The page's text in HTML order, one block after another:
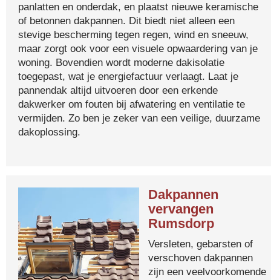
panlatten en onderdak, en plaatst nieuwe keramische
of betonnen dakpannen. Dit biedt niet alleen een
stevige bescherming tegen regen, wind en sneeuw,
maar zorgt ook voor een visuele opwaardering van je
woning. Bovendien wordt moderne dakisolatie
toegepast, wat je energiefactuur verlaagt. Laat je
pannendak altijd uitvoeren door een erkende
dakwerker om fouten bij afwatering en ventilatie te
vermijden. Zo ben je zeker van een veilige, duurzame
dakoplossing.
Dakpannen
vervangen
Rumsdorp
Versleten, gebarsten of
verschoven dakpannen
zijn een veelvoorkomende